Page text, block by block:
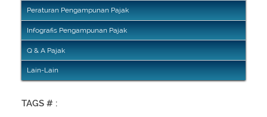
Peraturan Pengampunan Pajak
Infografis Pengampunan Pajak
Q & A Pajak
Lain-Lain
TAGS # :